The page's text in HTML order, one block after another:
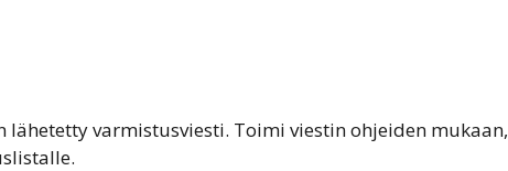
lähetetty varmistusviesti. Toimi viestin ohjeiden mukaan,